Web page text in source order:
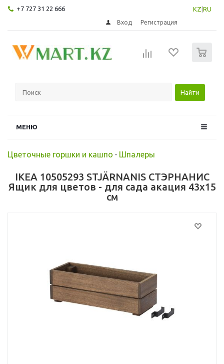
+7 727 31 22 666 KZ RU
Вход Регистрация
Найти
МЕНЮ
Цветочные горшки и кашпо - Шпалеры
IKEA 10505293 STJÄRNANIS СТЭРНАНИС
Ящик для цветов - для сада акация 43x15
см